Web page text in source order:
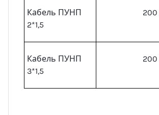
Кабель ПУНП
2*1,5
200
Кабель ПУНП
3*1,5
200